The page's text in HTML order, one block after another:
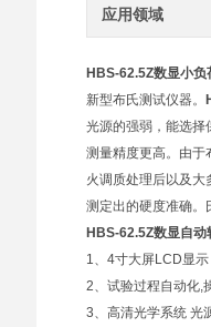
应用领域
HBS-62.5Z数显小负
新型布氏测试仪器。
光源的强弱，能选择
测量精度更高。由于
火调质处理后以及
测定出的硬度准确。
HBS-62.5Z数显自
1、4寸大屏LCD显
2、试验过程自动化,
3、高清光学系统 光